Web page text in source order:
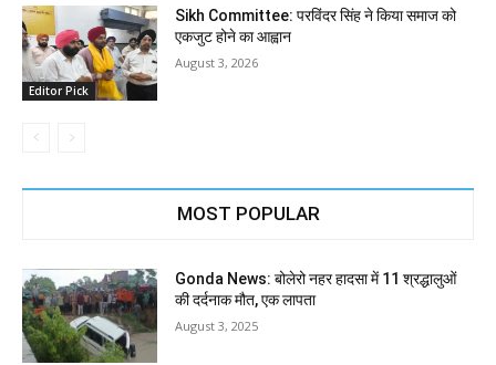
Editor Pick
Sikh Committee: परविंदर सिंह ने किया समाज को
एकजुट होने का आह्वान
August 3, 2026
MOST POPULAR
Gonda News: बोलेरो नहर हादसा में 11 श्रद्धालुओं
की दर्दनाक मौत, एक लापता
August 3, 2025